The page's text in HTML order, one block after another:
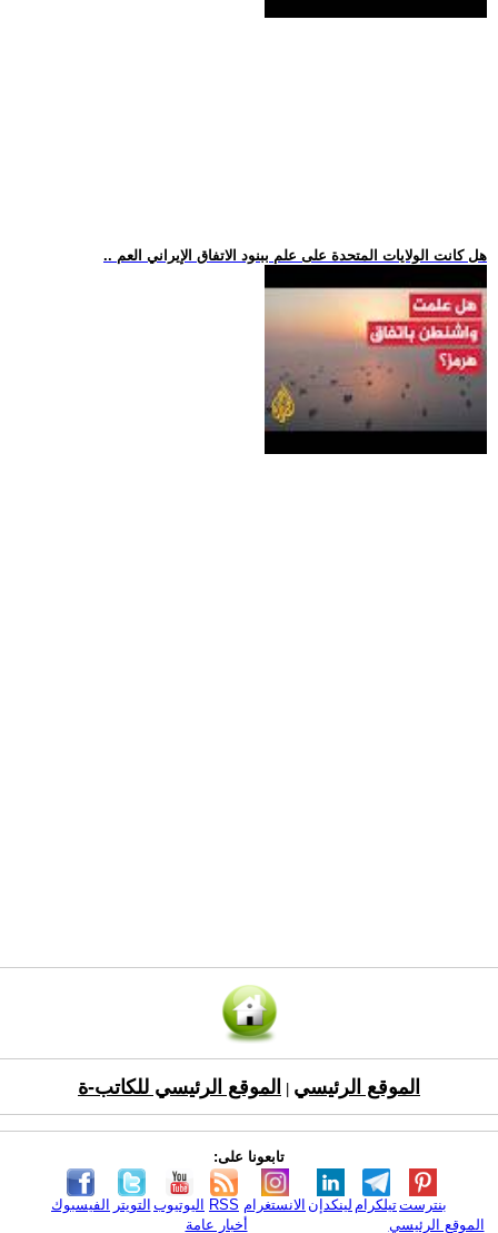
.. هل كانت الولايات المتحدة على علم ببنود الاتفاق الإيراني العم
الموقع الرئيسي الموقع الرئيسي للكاتب-ة
تابعونا على:
الفيسبوك التويتر اليوتيوب RSS الانستغرام لينكدإن تيلكرامبنترست
الموقع الرئيسي
أخبار عامة